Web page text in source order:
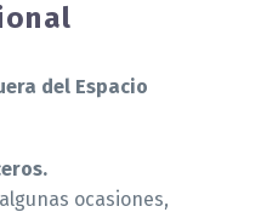
del Espacio
ocasiones,